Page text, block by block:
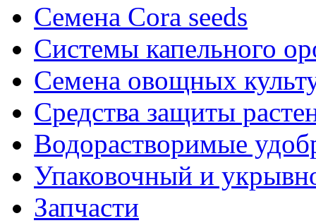
Семена Cora seeds
Системы капельного
Семена овощных
Средства защиты
Водорастворимые
Упаковочный и
Запчасти